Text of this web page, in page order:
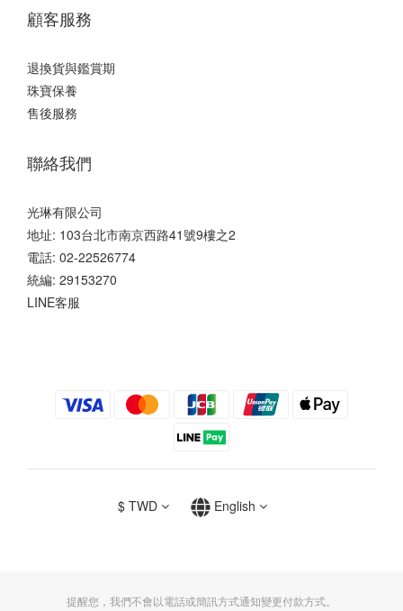
顧客服務
退換貨與鑑賞期
珠寶保養
售後服務
聯絡我們
光琳有限公司
地址: 103台北市南京西路41號9樓之2
電話: 02-22526774
統編: 29153270
LINE客服
$ TWD English
提醒您，我們不會以電話或簡訊方式通知變更付款方式。